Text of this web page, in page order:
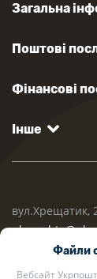
Загальна
Поштові
Фінансові
Інше
вул.Хрещатик,
Файли
Вебсайт